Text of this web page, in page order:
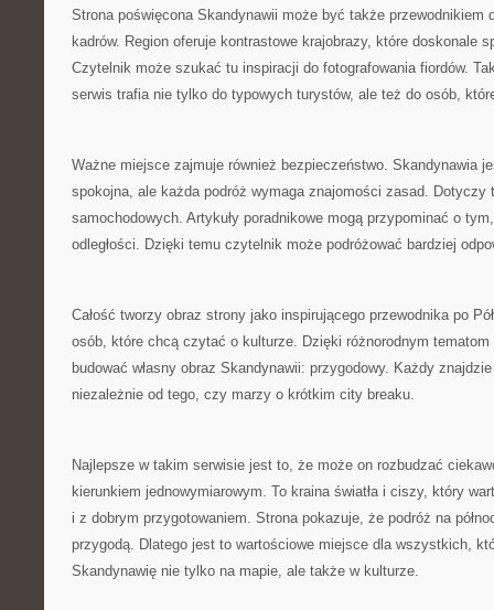
Strona poświęcona Skandynawii może być także przewodnikiem
kadrów. Region oferuje kontrastowe krajobrazy, które doskonale
Czytelnik może szukać tu inspiracji do fotografowania fiordów.
serwis trafia nie tylko do typowych turystów, ale też do osób,
Ważne miejsce zajmuje również bezpieczeństwo. Skandynawia
spokojna, ale każda podróż wymaga znajomości zasad. Dotyczy
samochodowych. Artykuły poradnikowe mogą przypominać o
odległości. Dzięki temu czytelnik może podróżować bardziej
Całość tworzy obraz strony jako inspirującego przewodnika po
osób, które chcą czytać o kulturze. Dzięki różnorodnym
budować własny obraz Skandynawii: przygodowy. Każdy
niezależnie od tego, czy marzy o krótkim city breaku.
Najlepsze w takim serwisie jest to, że może on rozbudzać
kierunkiem jednowymiarowym. To kraina światła i ciszy, który
i z dobrym przygotowaniem. Strona pokazuje, że podróż na
przygodą. Dlatego jest to wartościowe miejsce dla wszystkich,
Skandynawię nie tylko na mapie, ale także w kulturze.